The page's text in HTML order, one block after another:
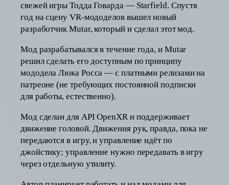
свежей игры Тодда Говарда — Starfield. Спустя
год на сцену VR-мододелов вышел новый
разработчик Mutar, который и сделал этот мод.
Мод разрабатывался в течение года, и Mutar
решил сделать его доступным по принципу
мододела Люка Росса — с платными релизами на
патреоне (не требующих постоянной подписки
для работы, естественно).
Мод сделан для API OpenXR и поддерживает
движение головой. Движения рук, правда, пока не
передаются в игру, и управление идёт по
джойстику; управление нужно передавать в игру
через отдельную утилиту.